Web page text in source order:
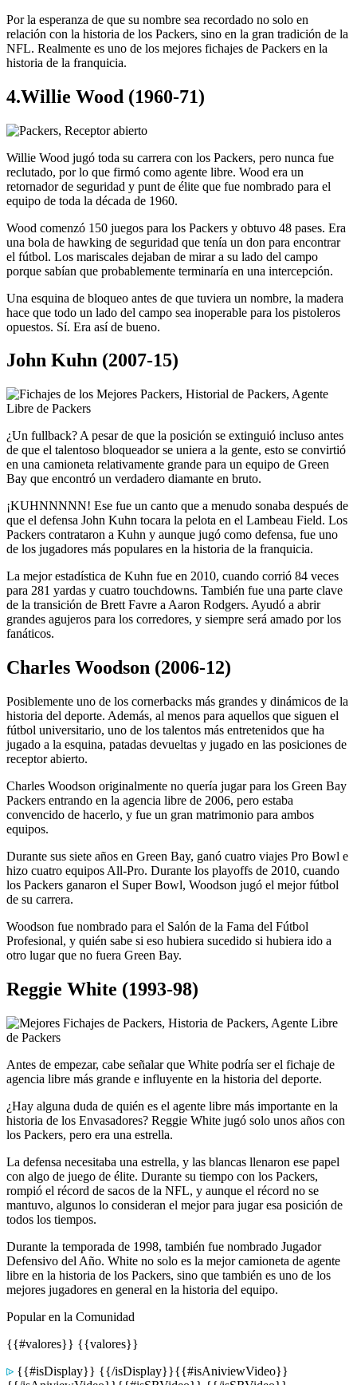
Por la esperanza de que su nombre sea recordado no solo en
relación con la historia de los Packers, sino en la gran tradición de la
NFL. Realmente es uno de los mejores fichajes de Packers en la
historia de la franquicia.
4.Willie Wood (1960-71)
Willie Wood jugó toda su carrera con los Packers, pero nunca fue
reclutado, por lo que firmó como agente libre. Wood era un
retornador de seguridad y punt de élite que fue nombrado para el
equipo de toda la década de 1960.
Wood comenzó 150 juegos para los Packers y obtuvo 48 pases. Era
una bola de hawking de seguridad que tenía un don para encontrar
el fútbol. Los mariscales dejaban de mirar a su lado del campo
porque sabían que probablemente terminaría en una intercepción.
Una esquina de bloqueo antes de que tuviera un nombre, la madera
hace que todo un lado del campo sea inoperable para los pistoleros
opuestos. Sí. Era así de bueno.
John Kuhn (2007-15)
¿Un fullback? A pesar de que la posición se extinguió incluso antes
de que el talentoso bloqueador se uniera a la gente, esto se convirtió
en una camioneta relativamente grande para un equipo de Green
Bay que encontró un verdadero diamante en bruto.
¡KUHNNNNN! Ese fue un canto que a menudo sonaba después de
que el defensa John Kuhn tocara la pelota en el Lambeau Field. Los
Packers contrataron a Kuhn y aunque jugó como defensa, fue uno
de los jugadores más populares en la historia de la franquicia.
La mejor estadística de Kuhn fue en 2010, cuando corrió 84 veces
para 281 yardas y cuatro touchdowns. También fue una parte clave
de la transición de Brett Favre a Aaron Rodgers. Ayudó a abrir
grandes agujeros para los corredores, y siempre será amado por los
fanáticos.
Charles Woodson (2006-12)
Posiblemente uno de los cornerbacks más grandes y dinámicos de la
historia del deporte. Además, al menos para aquellos que siguen el
fútbol universitario, uno de los talentos más entretenidos que ha
jugado a la esquina, patadas devueltas y jugado en las posiciones de
receptor abierto.
Charles Woodson originalmente no quería jugar para los Green Bay
Packers entrando en la agencia libre de 2006, pero estaba
convencido de hacerlo, y fue un gran matrimonio para ambos
equipos.
Durante sus siete años en Green Bay, ganó cuatro viajes Pro Bowl e
hizo cuatro equipos All-Pro. Durante los playoffs de 2010, cuando
los Packers ganaron el Super Bowl, Woodson jugó el mejor fútbol
de su carrera.
Woodson fue nombrado para el Salón de la Fama del Fútbol
Profesional, y quién sabe si eso hubiera sucedido si hubiera ido a
otro lugar que no fuera Green Bay.
Reggie White (1993-98)
Antes de empezar, cabe señalar que White podría ser el fichaje de
agencia libre más grande e influyente en la historia del deporte.
¿Hay alguna duda de quién es el agente libre más importante en la
historia de los Envasadores? Reggie White jugó solo unos años con
los Packers, pero era una estrella.
La defensa necesitaba una estrella, y las blancas llenaron ese papel
con algo de juego de élite. Durante su tiempo con los Packers,
rompió el récord de sacos de la NFL, y aunque el récord no se
mantuvo, algunos lo consideran el mejor para jugar esa posición de
todos los tiempos.
Durante la temporada de 1998, también fue nombrado Jugador
Defensivo del Año. White no solo es la mejor camioneta de agente
libre en la historia de los Packers, sino que también es uno de los
mejores jugadores en general en la historia del equipo.
Popular en la Comunidad
{{#valores}} {{valores}}
{{#isDisplay}} {{/isDisplay}}{{#isAniviewVideo}}